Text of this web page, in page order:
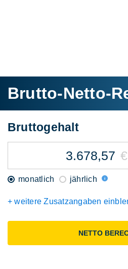
Brutto-Netto-
Bruttogehalt
€
monatlich jährlich
+ weitere Zusatzangaben
NETTO